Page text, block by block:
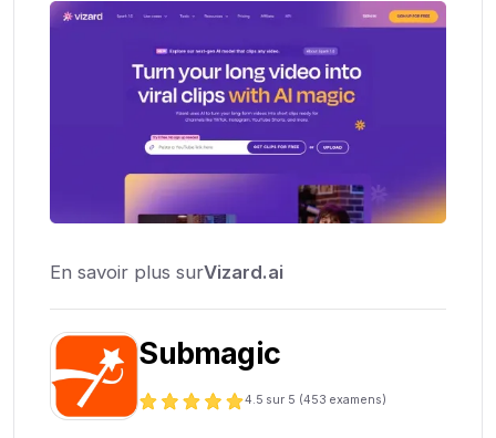
En savoir plus surVizard.ai
Submagic
4.5 sur 5 (453 examens)